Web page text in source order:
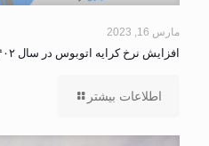
مارس 16, 2023
افزایش نرخ کرایه اتوبوس در سال ۱۴۰۲
اطلاعات بیشتر